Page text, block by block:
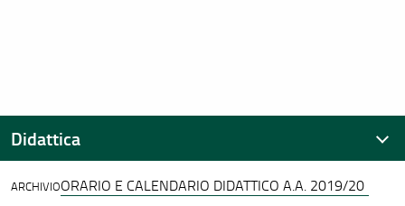
ARCHIVIOORARIO E CALENDARIO DIDATTICO A.A. 2019/20
Didattica
Calendario didattico e Orario delle lezioni